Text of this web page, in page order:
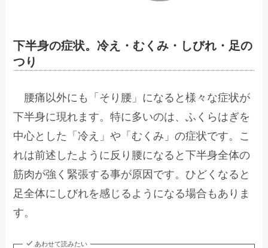
下半身の症状。冷え・むくみ・しびれ・足の
つり
腰痛以外にも「そり腰」になると様々な症状が
下半身に現れます。特に多いのは、ふくらはぎを
中心とした「冷え」や「むくみ」の症状です。こ
れは前述したように反り腰になると下半身全体の
筋肉が強く緊張する事が原因です。ひどくなると
足全体にしびれを感じるようになる場合もありま
す。
あわせて読みたい